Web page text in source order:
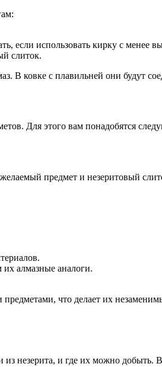
если использовать кирку с менее
слиток.
В ковке с плавильней они будут
Для этого вам понадобятся
предмет и незеритовый
алмазные аналоги.
что делает их
незерита, и где их можно добыть.